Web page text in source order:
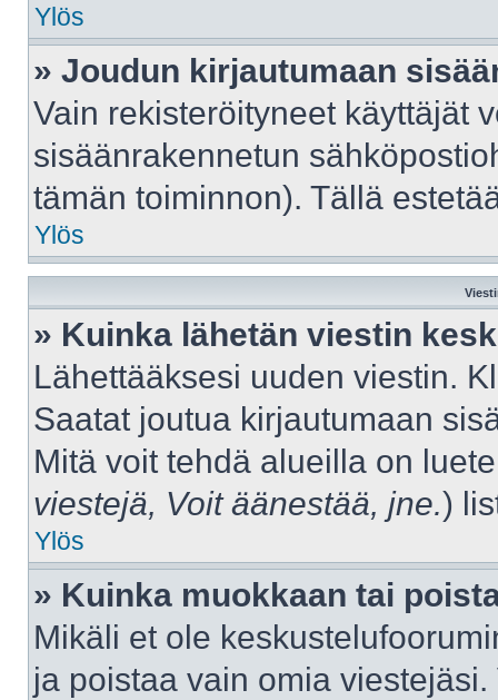
Ylös
» Joudun kirjautumaan
Vain rekisteröityneet käyttäjät
sisäänrakennetun
tämän toiminnon). Tällä
Ylös
» Kuinka lähetän viestin
Lähettääksesi uuden viestin.
Saatat joutua kirjautumaan
Mitä voit tehdä alueilla on
viestejä, Voit äänestää, jne.)
Ylös
» Kuinka muokkaan tai
Mikäli et ole
ja poistaa vain omia